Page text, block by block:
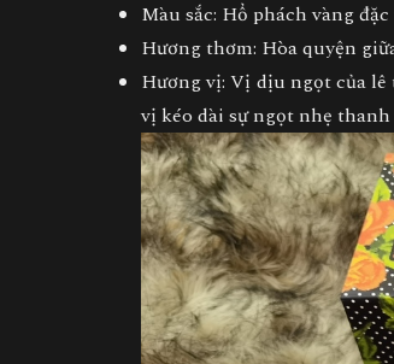
Màu sắc: Hổ phách vàng
Hương thơm: Hòa quyện
Hương vị: Vị dịu ngọt của lê
vị kéo dài sự ngọt nhẹ